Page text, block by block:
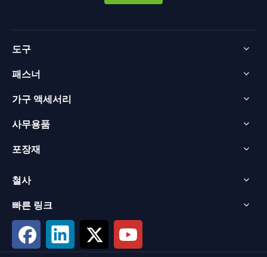
도구
패스너
가구 액세서리
사무용품
포장재
철사
빠른 링크